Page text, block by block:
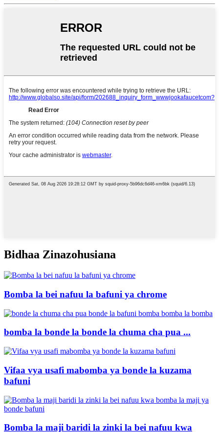
Bidhaa Zinazohusiana
Bomba la bei nafuu la bafuni ya chrome
bomba la bonde la bonde la chuma cha pua ...
Vifaa vya usafi mabomba ya bonde la kuzama
bafuni
Bomba la maji baridi la zinki la bei nafuu kwa